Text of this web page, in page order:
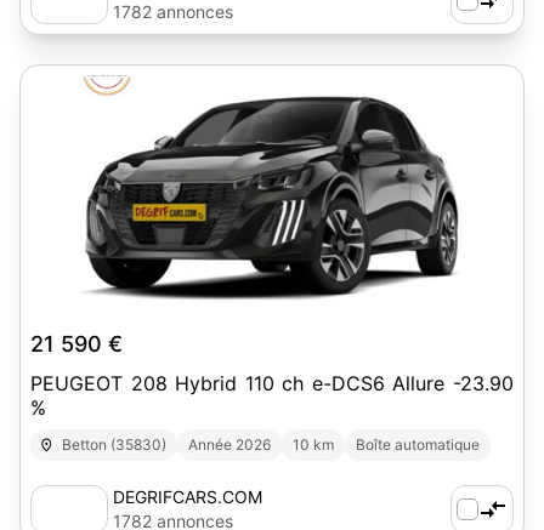
1782 annonces
21 590 €
PEUGEOT 208 Hybrid 110 ch e-DCS6 Allure -23.90
%
Betton (35830) Année 2026 10 km Boîte automatique
DEGRIFCARS.COM
1782 annonces